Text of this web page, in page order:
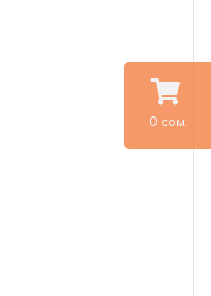
0 сом.